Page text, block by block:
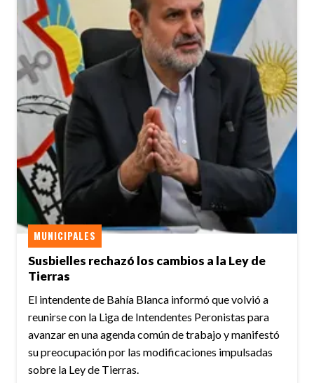
Susbielles rechazó los cambios a la Ley de
Tierras
MUNICIPALES
El intendente de Bahía Blanca informó que volvió a
reunirse con la Liga de Intendentes Peronistas para
avanzar en una agenda común de trabajo y manifestó
su preocupación por las modificaciones impulsadas
sobre la Ley de Tierras.